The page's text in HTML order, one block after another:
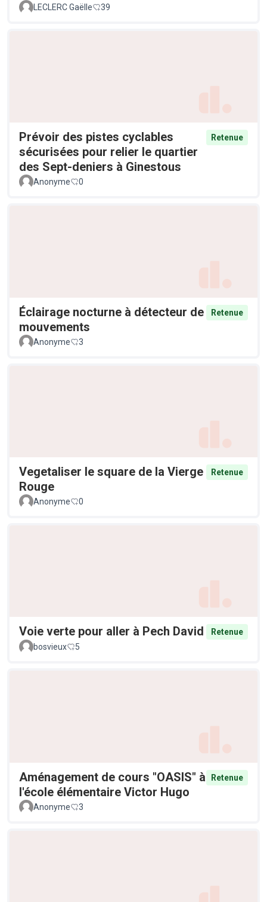
LECLERC Gaëlle 39
Prévoir des pistes cyclables
sécurisées pour relier le quartier
des Sept-deniers à Ginestous
Retenue
Anonyme 0
Éclairage nocturne à détecteur de
mouvements
Retenue
Anonyme 3
Vegetaliser le square de la Vierge
Rouge
Retenue
Anonyme 0
Voie verte pour aller à Pech David
Retenue
bosvieux
5
Aménagement de cours "OASIS" à
l'école élémentaire Victor Hugo
Retenue
Anonyme 3